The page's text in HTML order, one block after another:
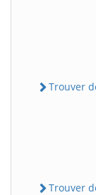
Trouver
Trouver